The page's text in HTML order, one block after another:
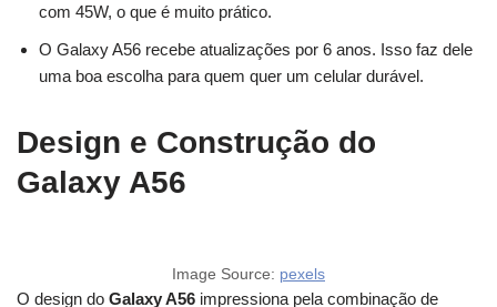
com 45W, o que é muito prático.
O Galaxy A56 recebe atualizações por 6 anos. Isso faz dele
uma boa escolha para quem quer um celular durável.
Design e Construção do
Galaxy A56
Image Source: pexels
O design do Galaxy A56 impressiona pela combinação de